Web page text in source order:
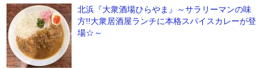
北浜『大衆酒場ひらやま』～サラリーマンの味
方!!大衆居酒屋ランチに本格スパイスカレーが登
場☆～